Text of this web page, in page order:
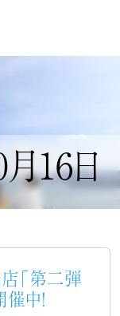
16日
「第二弾
中！